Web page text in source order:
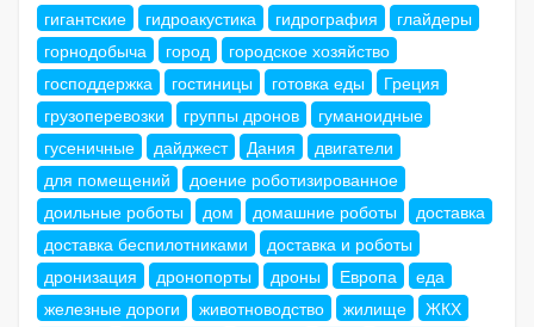
гигантские
гидроакустика гидрография
глайдеры
горнодобыча
город
городское хозяйство
господдержка
гостиницы готовка еды
Греция
грузоперевозки
группы дронов
гуманоидные
гусеничные
дайджест Дания
двигатели
для помещений
доение роботизированное
доильные роботы
дом домашние роботы
доставка
доставка беспилотниками
доставка и роботы
дронизация
дронопорты дроны Европа
еда
железные дороги
животноводство жилище
ЖКХ